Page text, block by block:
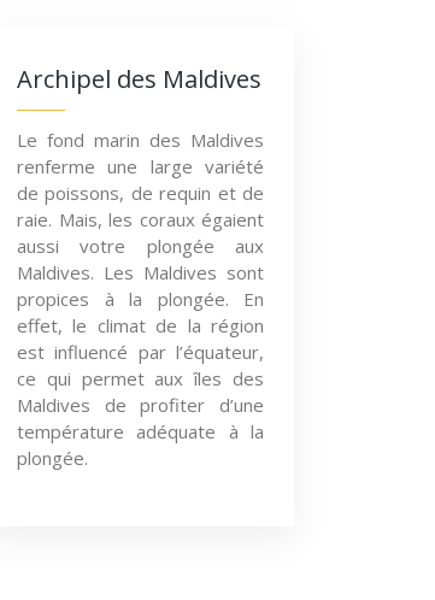
Archipel des Maldives
Le fond marin des Maldives
renferme une large variété
de poissons, de requin et de
raie. Mais, les coraux égaient
aussi votre plongée aux
Maldives. Les Maldives sont
propices à la plongée. En
effet, le climat de la région
est influencé par l’équateur,
ce qui permet aux îles des
Maldives de profiter d’une
température adéquate à la
plongée.